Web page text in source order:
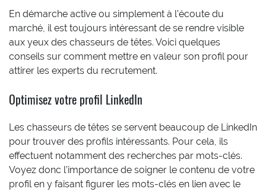
En démarche active ou simplement à l’écoute du
marché, il est toujours intéressant de se rendre visible
aux yeux des chasseurs de têtes. Voici quelques
conseils sur comment mettre en valeur son profil pour
attirer les experts du recrutement.
Optimisez votre profil LinkedIn
Les chasseurs de têtes se servent beaucoup de LinkedIn
pour trouver des profils intéressants. Pour cela, ils
effectuent notamment des recherches par mots-clés.
Voyez donc l’importance de soigner le contenu de votre
profil en y faisant figurer les mots-clés en lien avec le